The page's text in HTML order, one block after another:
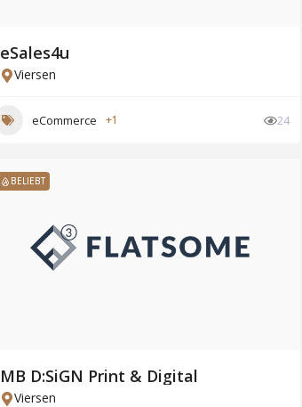
eSales4u
Viersen
eCommerce +1 24
BELIEBT
MB D:SiGN Print & Digital
Viersen